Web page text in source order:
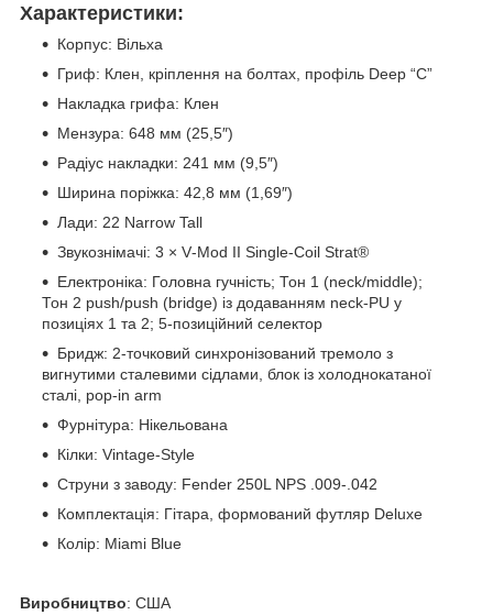
Характеристики:
Корпус: Вільха
Гриф: Клен, кріплення на болтах, профіль Deep “C”
Накладка грифа: Клен
Мензура: 648 мм (25,5″)
Радіус накладки: 241 мм (9,5″)
Ширина поріжка: 42,8 мм (1,69″)
Лади: 22 Narrow Tall
Звукознімачі: 3 × V‑Mod II Single‑Coil Strat®
Електроніка: Головна гучність; Тон 1 (neck/middle);
Тон 2 push/push (bridge) із додаванням neck‑PU у
позиціях 1 та 2; 5‑позиційний селектор
Бридж: 2‑точковий синхронізований тремоло з
вигнутими сталевими сідлами, блок із холоднокатаної
сталі, pop‑in arm
Фурнітура: Нікельована
Кілки: Vintage‑Style
Струни з заводу: Fender 250L NPS .009‑.042
Комплектація: Гітара, формований футляр Deluxe
Колір: Miami Blue
Виробництво: США